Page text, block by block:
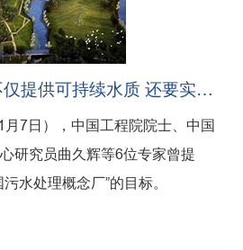
仅提供可持续水质 还要实现
7日），中国工程院院士、中国
研究员曲久辉等6位专家曾提
水处理概念厂”的目标。